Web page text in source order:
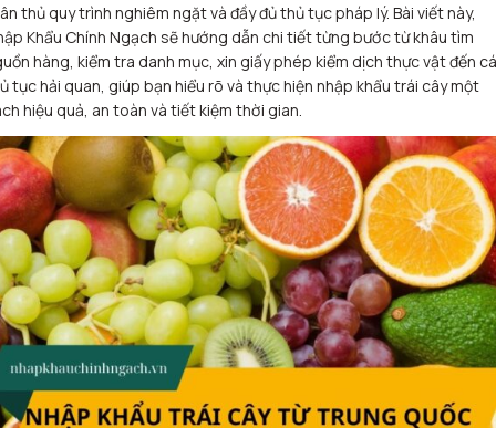
thủ quy trình nghiêm ngặt và đầy đủ thủ tục pháp lý. Bài viết này,
Khẩu Chính Ngạch sẽ hướng dẫn chi tiết từng bước từ khâu tìm
hàng, kiểm tra danh mục, xin giấy phép kiểm dịch thực vật đến
tục hải quan, giúp bạn hiểu rõ và thực hiện nhập khẩu trái cây một
hiệu quả, an toàn và tiết kiệm thời gian.